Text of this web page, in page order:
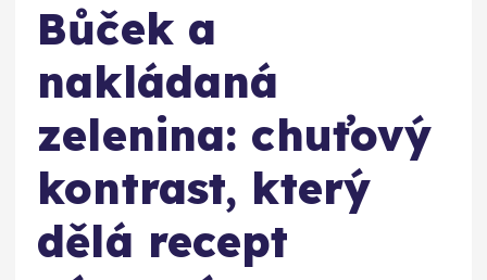
Bůček a
nakládaná
zelenina: chuťový
kontrast, který
dělá recept